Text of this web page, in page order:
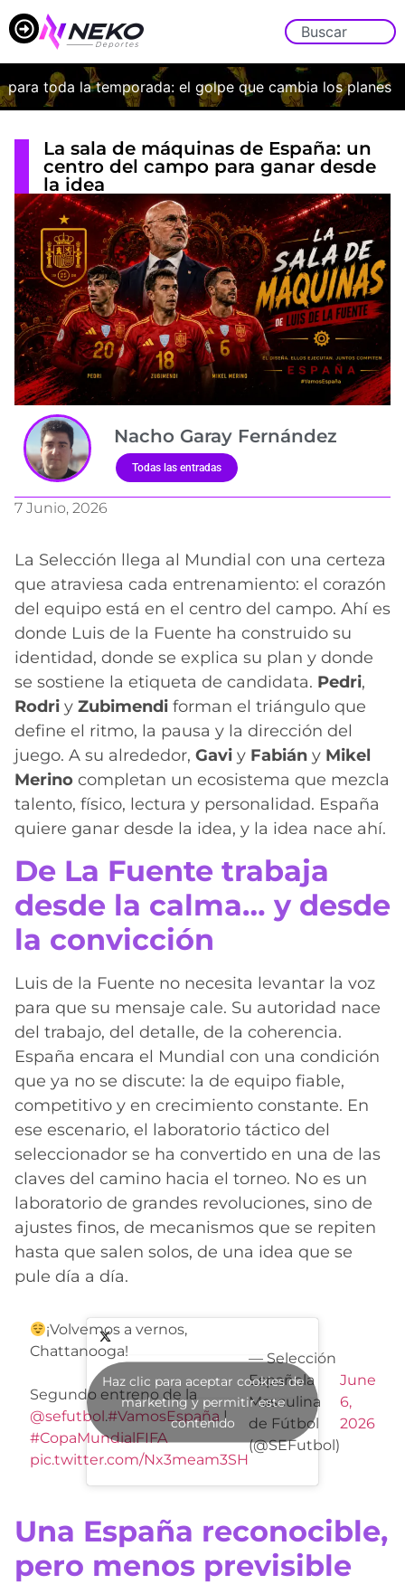
toda la temporada: el golpe que cambia los planes de
La sala de máquinas de España: un
centro del campo para ganar desde
la idea
Nacho Garay Fernández
Todas las entradas
7 Junio, 2026
La Selección llega al Mundial con una certeza
que atraviesa cada entrenamiento: el corazón
del equipo está en el centro del campo. Ahí es
donde Luis de la Fuente ha construido su
identidad, donde se explica su plan y donde
se sostiene la etiqueta de candidata. Pedri,
Rodri y Zubimendi forman el triángulo que
define el ritmo, la pausa y la dirección del
juego. A su alrededor, Gavi y Fabián y Mikel
Merino completan un ecosistema que mezcla
talento, físico, lectura y personalidad. España
quiere ganar desde la idea, y la idea nace ahí.
De La Fuente trabaja
desde la calma… y desde
la convicción
Luis de la Fuente no necesita levantar la voz
para que su mensaje cale. Su autoridad nace
del trabajo, del detalle, de la coherencia.
España encara el Mundial con una condición
que ya no se discute: la de equipo fiable,
competitivo y en crecimiento constante. En
ese escenario, el laboratorio táctico del
seleccionador se ha convertido en una de las
claves del camino hacia el torneo. No es un
laboratorio de grandes revoluciones, sino de
ajustes finos, de mecanismos que se repiten
hasta que salen solos, de una idea que se
pule día a día.
¡Volvemos a vernos,
Chattanooga!
Segundo entreno de la
@sefutbol .#VamosEspaña|
#CopaMundialFIFA
pic.twitter.com/Nx3meam3SH
— Selección
Española
Masculina
de Fútbol
(@SEFutbol)
June
6,
2026
Haz clic para aceptar cookies de
marketing y permitir este
contenido
Una España reconocible,
pero menos previsible